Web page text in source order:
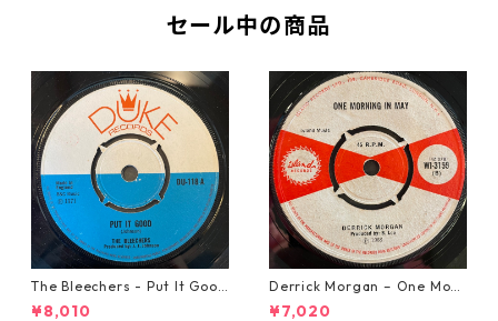
セール中の商品
The Bleechers - Put It Good
【7-21637】
¥8,010
Derrick Morgan – One Morn
ing In May【7-21653】
¥7,020